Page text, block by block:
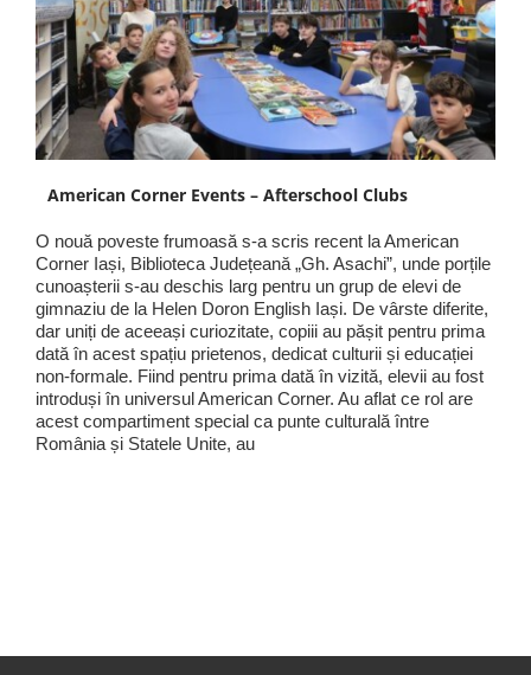
American Corner Events – Afterschool Clubs
O nouă poveste frumoasă s-a scris recent la American
Corner Iași, Biblioteca Județeană „Gh. Asachi”, unde porțile
cunoașterii s-au deschis larg pentru un grup de elevi de
gimnaziu de la Helen Doron English Iași. De vârste diferite,
dar uniți de aceeași curiozitate, copiii au pășit pentru prima
dată în acest spațiu prietenos, dedicat culturii și educației
non-formale. Fiind pentru prima dată în vizită, elevii au fost
introduși în universul American Corner. Au aflat ce rol are
acest compartiment special ca punte culturală între
România și Statele Unite, au